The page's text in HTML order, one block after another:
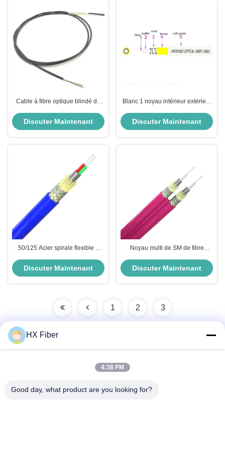
Cable à fibre optique blindé de
Discuter Maintenant
Blanc 1 noyau intérieur extérieur
inoxydable G.657A2
Discuter Maintenant
50/125 Acier spirale flexible à
fibres 2-288
Discuter Maintenant
Noyau multi de SM de fibre
d'intérieur de la veste HXCOWO
FTTH de PE GJSFJBV millimètre
Discuter Maintenant
1 2 3
Adresse
HX Fiber
4:38 PM
Good day, what product are you looking for?